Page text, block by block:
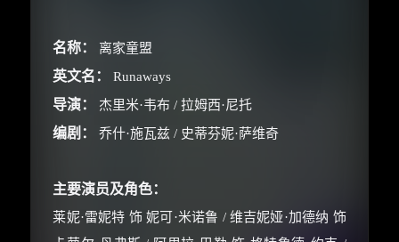
名称： 离家童盟
英文名： Runaways
导演： 杰里米·韦布 / 拉姆西·尼托
编剧： 乔什·施瓦兹 / 史蒂芬妮·萨维奇
主要演员及角色：
莱妮·雷妮特 饰 妮可·米诺鲁 / 维吉妮娅·加德纳 饰